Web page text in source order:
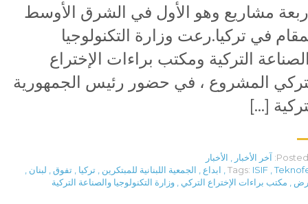
مشاريع وهو الأول في الشرق الأوسط
في تركيا.رعت وزارة التكنولوجيا
التركية ومكتب براءات الإختراع
المشروع ، في حضور رئيس الجمهورية
[…]
Posted آخر الأخبار
الأخبار
Tags: ISIF ابداع الجمعية اللبنانية للمبتكرين تركيا تفوق لبنان
مكتب براءات الإختراع التركي وزارة التكنولوجيا والصناعة التركية